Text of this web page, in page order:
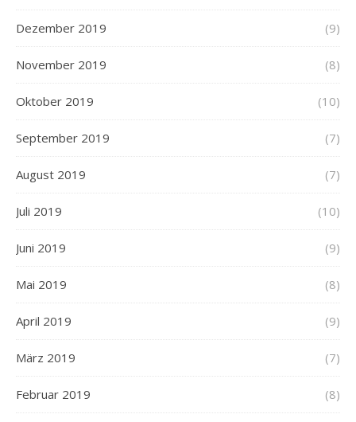
Dezember 2019 (9)
November 2019 (8)
Oktober 2019 (10)
September 2019 (7)
August 2019 (7)
Juli 2019 (10)
Juni 2019 (9)
Mai 2019 (8)
April 2019 (9)
März 2019 (7)
Februar 2019 (8)